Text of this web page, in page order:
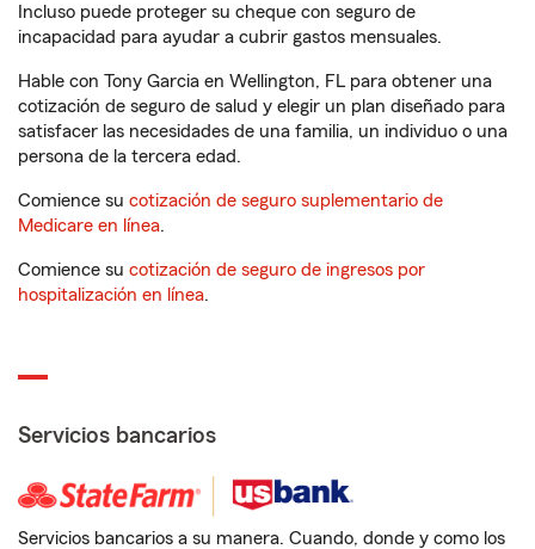
Incluso puede proteger su cheque con seguro de
incapacidad para ayudar a cubrir gastos mensuales.
Hable con Tony Garcia en Wellington, FL para obtener una
cotización de seguro de salud y elegir un plan diseñado para
satisfacer las necesidades de una familia, un individuo o una
persona de la tercera edad.
Comience su cotización de seguro suplementario de
Medicare en línea.
Comience su cotización de seguro de ingresos por
hospitalización en línea.
Servicios bancarios
Servicios bancarios a su manera. Cuando, donde y como los